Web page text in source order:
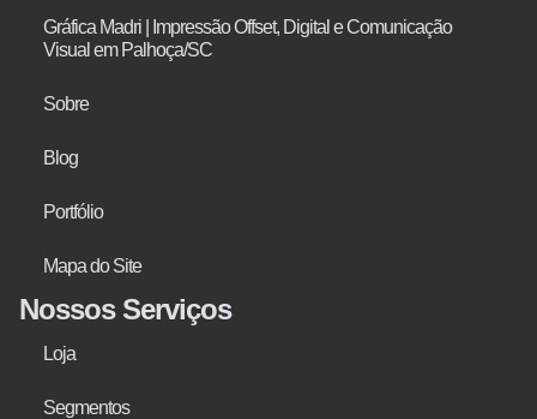
Gráfica Madri | Impressão Offset, Digital e Comunicação
Visual em Palhoça/SC
Sobre
Blog
Portfólio
Mapa do Site
Nossos Serviços
Loja
Segmentos